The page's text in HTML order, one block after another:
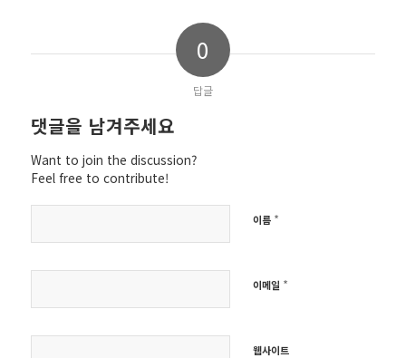
0
답글
댓글을 남겨주세요
Want to join the discussion?
Feel free to contribute!
이름 *
이메일 *
웹사이트